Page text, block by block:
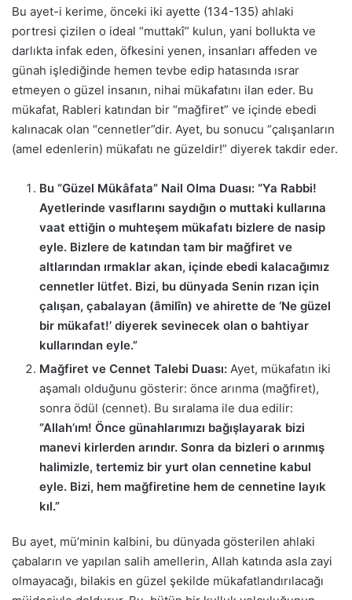
Bu ayet-i kerime, önceki iki ayette (134-135) ahlaki
portresi çizilen o ideal “muttakî” kulun, yani bollukta ve
darlıkta infak eden, öfkesini yenen, insanları affeden ve
günah işlediğinde hemen tevbe edip hatasında ısrar
etmeyen o güzel insanın, nihai mükafatını ilan eder. Bu
mükafat, Rableri katından bir “mağfiret” ve içinde ebedi
kalınacak olan “cennetler”dir. Ayet, bu sonucu “çalışanların
(amel edenlerin) mükafatı ne güzeldir!” diyerek takdir eder.
Bu “Güzel Mükâfata” Nail Olma Duası: “Ya Rabbi!
Ayetlerinde vasıflarını saydığın o muttaki kullarına
vaat ettiğin o muhteşem mükafatı bizlere de nasip
eyle. Bizlere de katından tam bir mağfiret ve
altlarından ırmaklar akan, içinde ebedi kalacağımız
cennetler lütfet. Bizi, bu dünyada Senin rızan için
çalışan, çabalayan (âmilîn) ve ahirette de ‘Ne güzel
bir mükafat!’ diyerek sevinecek olan o bahtiyar
kullarından eyle.”
Mağfiret ve Cennet Talebi Duası: Ayet, mükafatın iki
aşamalı olduğunu gösterir: önce arınma (mağfiret),
sonra ödül (cennet). Bu sıralama ile dua edilir:
“Allah’ım! Önce günahlarımızı bağışlayarak bizi
manevi kirlerden arındır. Sonra da bizleri o arınmış
halimizle, tertemiz bir yurt olan cennetine kabul
eyle. Bizi, hem mağfiretine hem de cennetine layık
kıl.”
Bu ayet, mü’minin kalbini, bu dünyada gösterilen ahlaki
çabaların ve yapılan salih amellerin, Allah katında asla zayi
olmayacağı, bilakis en güzel şekilde mükafatlandırılacağı